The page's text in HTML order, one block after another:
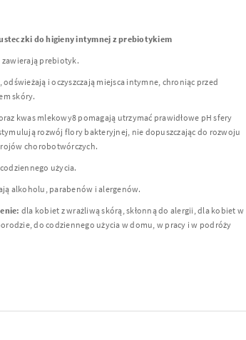
do higieny intymnej z prebiotykiem
zawierają prebiotyk.
odświeżają i oczyszczają miejsca intymne, chroniąc przed
skóry.
kwas mlekowy8 pomagają utrzymać prawidłowe pH sfery
rozwój flory bakteryjnej, nie dopuszczając do rozwoju
chorobotwórczych.
użycia.
alkoholu, parabenów i alergenów.
dla kobiet z wrażliwą skórą, skłonną do alergii, dla kobiet w
do codziennego użycia w domu, w pracy i w podróży